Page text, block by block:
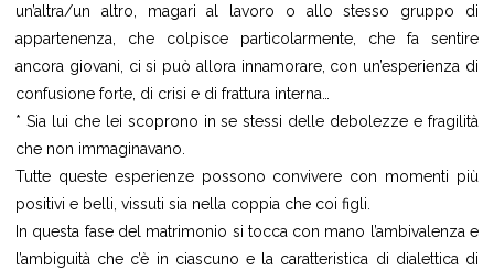
un’altra/un altro, magari al lavoro o allo stesso gruppo di
appartenenza, che colpisce particolarmente, che fa sentire
ancora giovani, ci si può allora innamorare, con un’esperienza di
confusione forte, di crisi e di frattura interna…
* Sia lui che lei scoprono in se stessi delle debolezze e fragilità
che non immaginavano.
Tutte queste esperienze possono convivere con momenti più
positivi e belli, vissuti sia nella coppia che coi figli.
In questa fase del matrimonio si tocca con mano l’ambivalenza e
l’ambiguità che c’è in ciascuno e la caratteristica di dialettica di